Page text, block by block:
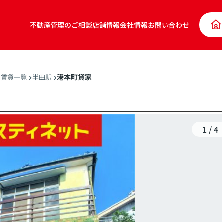
不動産管理のご相談店舗情報会社情報お問い合わせ
貸一覧 半田駅 港本町貸家
1 /4